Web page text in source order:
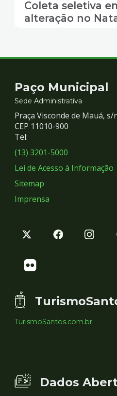
Coleta seletiva
alteração no
Contato
e
Redes
Sociais
Paço Municipal
Sede Administrativa
Praça Visconde de Mauá, s/
CEP 11010-900
Tel:
(13) 3201-5000
Lei de Acesso à Informação
Sitemap
Imprensa
TurismoSantos.com.br
Dados